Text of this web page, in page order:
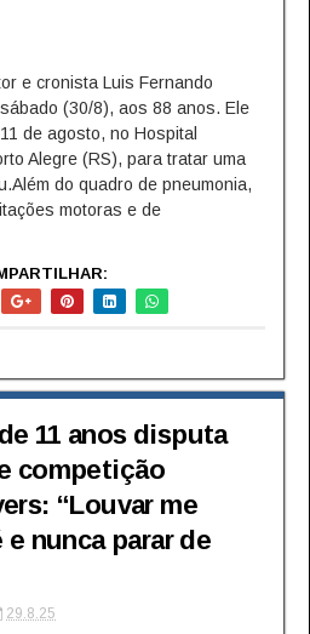
e cronista Luis Fernando
(30/8), aos 88 anos. Ele
de agosto, no Hospital
Alegre (RS), para tratar uma
do quadro de pneumonia,
motoras e de
11 anos disputa
competição
“Louvar me
nunca parar de
29.8.25